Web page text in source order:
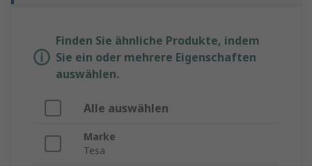
Finden Sie ähnliche Produkte, indem
Sie ein oder mehrere Eigenschaften
auswählen.
Alle auswählen
Marke
Tesa